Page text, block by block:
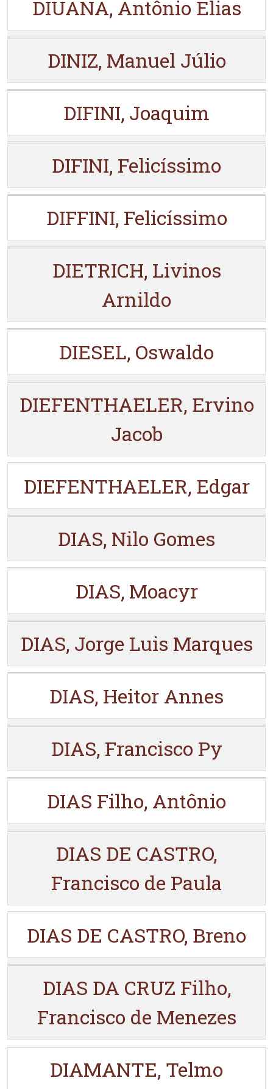
DIUANA, Antônio Elias
DINIZ, Manuel Júlio
DIFINI, Joaquim
DIFINI, Felicíssimo
DIFFINI, Felicíssimo
DIETRICH, Livinos
Arnildo
DIESEL, Oswaldo
DIEFENTHAELER, Ervino
Jacob
DIEFENTHAELER, Edgar
DIAS, Nilo Gomes
DIAS, Moacyr
DIAS, Jorge Luis Marques
DIAS, Heitor Annes
DIAS, Francisco Py
DIAS Filho, Antônio
DIAS DE CASTRO,
Francisco de Paula
DIAS DE CASTRO, Breno
DIAS DA CRUZ Filho,
Francisco de Menezes
DIAMANTE, Telmo